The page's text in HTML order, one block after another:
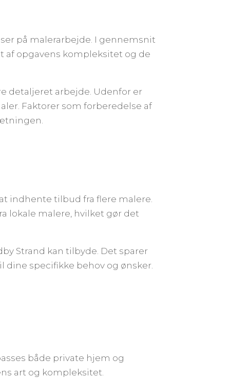
på malerarbejde. I gennemsnit
af opgavens kompleksitet og de
detaljeret arbejde. Udenfor er
Faktorer som forberedelse af
indhente tilbud fra flere malere.
lokale malere, hvilket gør det
Strand kan tilbyde. Det sparer
specifikke behov og ønsker.
både private hjem og
art og kompleksitet.